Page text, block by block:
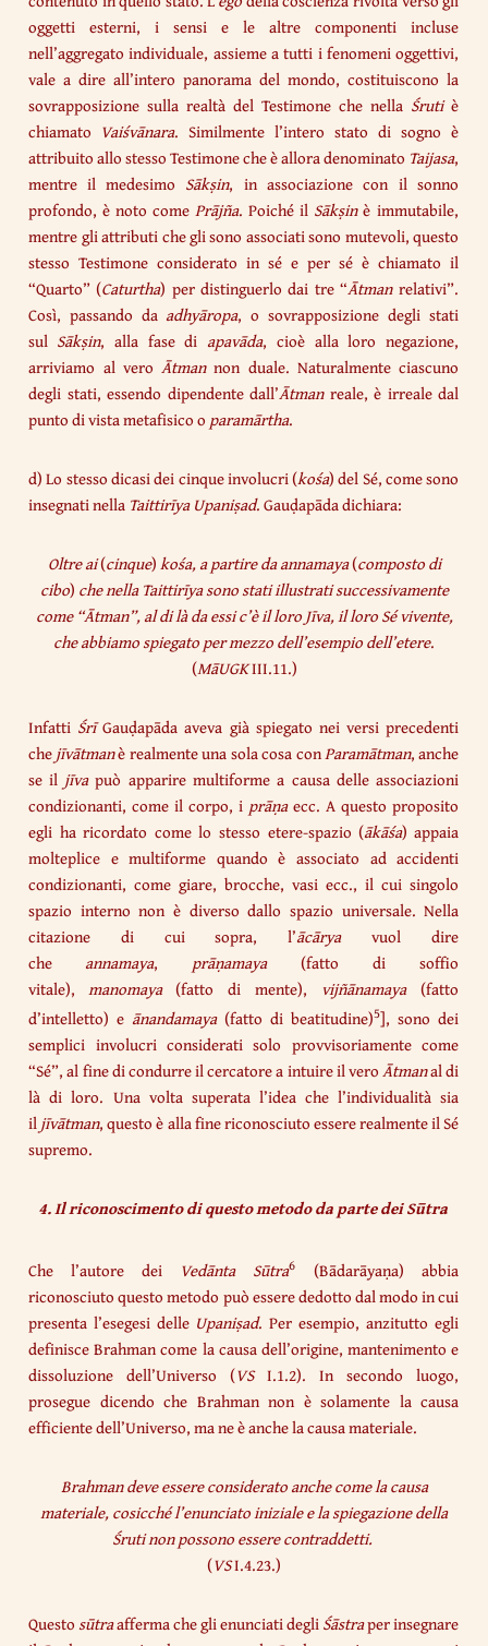
oggetti esterni, i sensi e le altre componenti incluse
nell’aggregato individuale, assieme a tutti i fenomeni oggettivi,
vale a dire all’intero panorama del mondo, costituiscono la
sovrapposizione sulla realtà del Testimone che nella Śrutiè
chiamato Vaiśvānara. Similmente l’intero stato di sogno è
attribuito allo stesso Testimone che è allora denominato Taijasa,
mentre il medesimo Sākṣin, in associazione con il sonno
profondo, è noto comePrājña. Poiché il Sākṣinè immutabile,
mentre gli attributi che gli sono associati sono mutevoli, questo
stesso Testimone considerato in sé e per sé è chiamato il
“Quarto” (Caturtha) per distinguerlo dai tre “Ātmanrelativi”.
Così, passando da adhyāropa, o sovrapposizione degli stati
sul Sākṣin, alla fase di apavāda, cioè alla loro negazione,
arriviamo al veroĀtmannon duale. Naturalmente ciascuno
degli stati, essendo dipendente dall’Ātmanreale, è irreale dal
punto di vista metafisico o paramārtha.
d) Lo stesso dicasi dei cinque involucri (kośa) del Sé, come sono
insegnati nella Taittirīya Upaniṣad. Gauḍapāda dichiara:
Oltre ai(cinque)kośa, a partire da annamaya(composto di
cibo) che nella Taittirīya sono stati illustrati successivamente
come “Ātman”, al di là da essi c’è il loro Jīva, il loro Sé vivente,
che abbiamo spiegato per mezzo dell’esempio dell’etere.
(MāUGKIII.11.)
Infatti ŚrīGauḍapāda aveva già spiegato nei versi precedenti
chejīvātmanè realmente una sola cosa conParamātman, anche
se il jīvapuò apparire multiforme a causa delle associazioni
condizionanti, come il corpo, i prāṇaecc. A questo proposito
egli ha ricordato come lo stesso etere-spazio (ākāśa) appaia
molteplice e multiforme quando è associato ad accidenti
condizionanti, come giare, brocche, vasi ecc., il cui singolo
spazio interno non è diverso dallo spazio universale. Nella
citazione di cui sopra, l’ācāryavuol dire
che annamaya, prāṇamaya(fatto di soffio
vitale),manomaya(fatto di mente), vijñānamaya(fatto
d’intelletto) e ānandamaya(fatto di beatitudine)5], sono dei
semplici involucri considerati solo provvisoriamente come
“Sé”, al fine di condurre il cercatore a intuire il veroĀtmanal di
là di loro. Una volta superata l’idea che l’individualità sia
iljīvātman, questo è alla fine riconosciuto essere realmente il Sé
supremo.
4. Il riconoscimento di questo metodo da parte dei Sūtra
Che l’autore dei Vedānta Sūtra​6 (Bādarāyaṇa) abbia
riconosciuto questo metodo può essere dedotto dal modo in cui
presenta l’esegesi delle Upaniṣad. Per esempio, anzitutto egli
definisce Brahman come la causa dell’origine, mantenimento e
dissoluzione dell’Universo (VSI.1.2). In secondo luogo,
prosegue dicendo che Brahman non è solamente la causa
efficiente dell’Universo, ma ne è anche la causa materiale.
Brahman deve essere considerato anche come la causa
materiale, cosicché l’enunciato iniziale e la spiegazione della
Śruti non possono essere contraddetti.
(VSI.4.23.)
Questosūtraafferma che gli enunciati degliŚāstraper insegnare